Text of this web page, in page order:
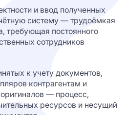
и ввод полученных
систему — трудоёмкая
требующая постоянного
сотрудников
к учету документов,
контрагентам и
— процесс,
ресурсов и несущий